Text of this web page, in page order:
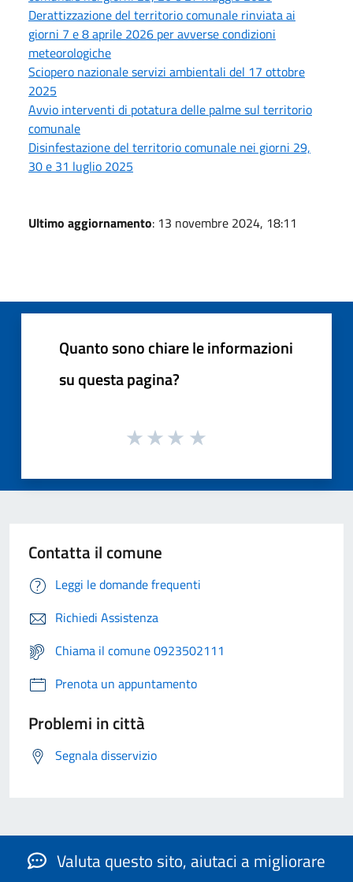
Derattizzazione del territorio comunale rinviata ai
giorni 7 e 8 aprile 2026 per avverse condizioni
meteorologiche
Sciopero nazionale servizi ambientali del 17 ottobre
2025
Avvio interventi di potatura delle palme sul territorio
comunale
Disinfestazione del territorio comunale nei giorni 29,
30 e 31 luglio 2025
Ultimo aggiornamento: 13 novembre 2024, 18:11
Quanto sono chiare le informazioni
su questa pagina?
Contatta il comune
Leggi le domande frequenti
Richiedi Assistenza
Chiama il comune 0923502111
Prenota un appuntamento
Problemi in città
Segnala disservizio
Valuta questo sito, aiutaci a migliorare